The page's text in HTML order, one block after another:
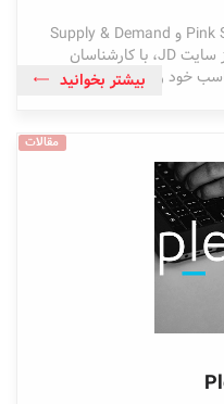
با برچسب های برند خود مانند Pink Soda و Supply & Demand
تخصص دارد. می توانید برای خرید از سایت JD، با کارشناسان
بیشتر بخوانید
مقالات